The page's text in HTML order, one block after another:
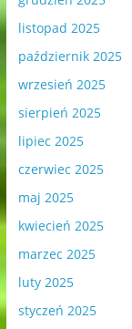
listopad 2025
październik 2025
wrzesień 2025
sierpień 2025
lipiec 2025
czerwiec 2025
maj 2025
kwiecień 2025
marzec 2025
luty 2025
styczeń 2025